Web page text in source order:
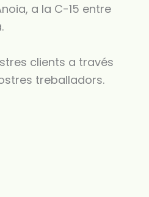
a la C-15 entre
clients a través
treballadors.